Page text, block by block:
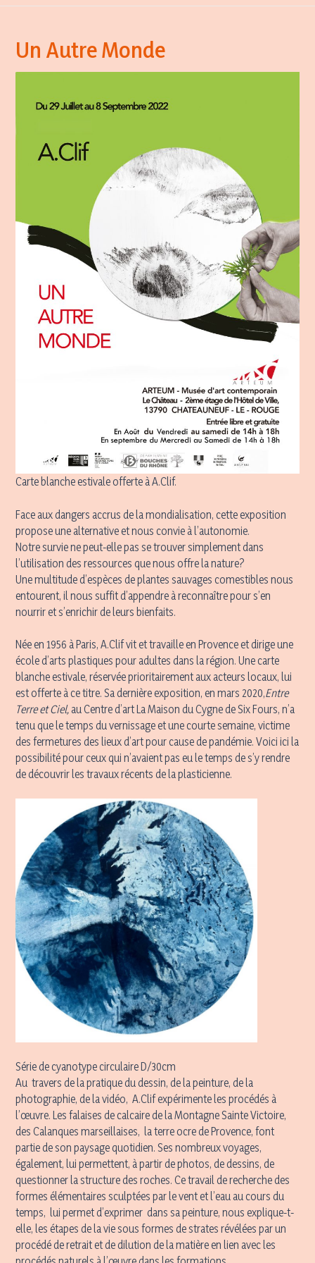
Un Autre Monde
Carte blanche estivale offerte à A.Clif.
Face aux dangers accrus de la mondialisation, cette exposition
propose une alternative et nous convie à l’autonomie.
Notre survie ne peut-elle pas se trouver simplement dans
l’utilisation des ressources que nous offre la nature?
Une multitude d’espèces de plantes sauvages comestibles nous
entourent, il nous suffit d’appendre à reconnaître pour s’en
nourrir et s’enrichir de leurs bienfaits.
Née en 1956 à Paris, A.Clif vit et travaille en Provence et dirige une
école d’arts plastiques pour adultes dans la région. Une carte
blanche estivale, réservée prioritairement aux acteurs locaux, lui
est offerte à ce titre. Sa dernière exposition, en mars 2020,Entre
Terre et Ciel,au Centre d’art La Maison du Cygne de Six Fours, n’a
tenu que le temps du vernissage et une courte semaine, victime
des fermetures des lieux d’art pour cause de pandémie. Voici ici la
possibilité pour ceux qui n’avaient pas eu le temps de s’y rendre
de découvrir les travaux récents de la plasticienne.
Série de cyanotype circulaire D/30cm
Au travers de la pratique du dessin, de la peinture, de la
photographie, de la vidéo, A.Clif expérimente les procédés à
l’œuvre. Les falaises de calcaire de la Montagne Sainte Victoire,
des Calanques marseillaises, la terre ocre de Provence, font
partie de son paysage quotidien. Ses nombreux voyages,
également, lui permettent, à partir de photos, de dessins, de
questionner la structure des roches. Ce travail de recherche des
formes élémentaires sculptées par le vent et l’eau au cours du
temps, lui permet d’exprimer dans sa peinture, nous explique-t-
elle, les étapes de la vie sous formes de strates révélées par un
procédé de retrait et de dilution de la matière en lien avec les